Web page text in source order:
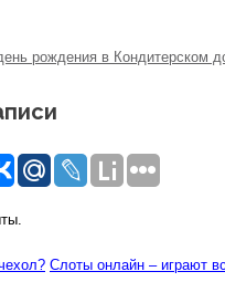
рождения в Кондитерском
Слоты онлайн – играют